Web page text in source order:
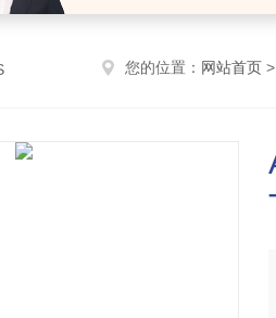
您的位置： 网站首页 >